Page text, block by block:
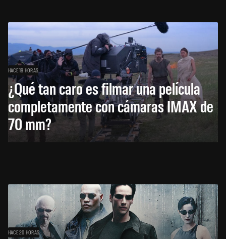
HACE 19 HORAS
¿Qué tan caro es filmar una película
completamente con cámaras IMAX de
70 mm?
HACE 20 HORAS